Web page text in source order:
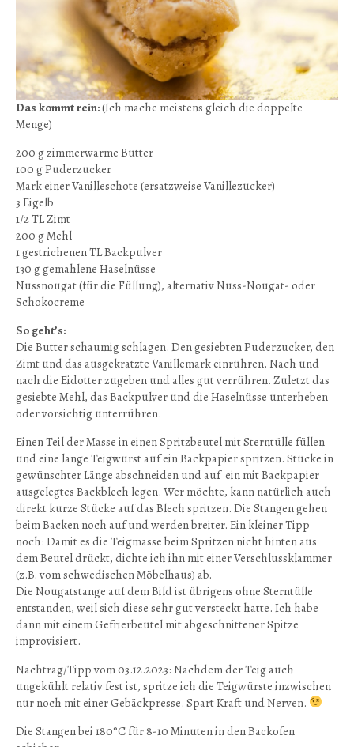
Das kommt rein:(Ich mache meistens gleich die doppelte
Menge)
200 g zimmerwarme Butter
100 g Puderzucker
Mark einer Vanilleschote (ersatzweise Vanillezucker)
3 Eigelb
1/2 TL Zimt
200 g Mehl
1 gestrichenen TL Backpulver
130 g gemahlene Haselnüsse
Nussnougat (für die Füllung), alternativ Nuss-Nougat- oder
Schokocreme
So geht’s:
Die Butter schaumig schlagen. Den gesiebten Puderzucker, den
Zimt und das ausgekratzte Vanillemark einrühren. Nach und
nach die Eidotter zugeben und alles gut verrühren. Zuletzt das
gesiebte Mehl, das Backpulver und die Haselnüsse unterheben
oder vorsichtig unterrühren.
Einen Teil der Masse in einen Spritzbeutel mit Sterntülle füllen
und eine lange Teigwurst auf ein Backpapier spritzen. Stücke in
gewünschter Länge abschneiden und auf ein mit Backpapier
ausgelegtes Backblech legen. Wer möchte, kann natürlich auch
direkt kurze Stücke auf das Blech spritzen. Die Stangen gehen
beim Backen noch auf und werden breiter. Ein kleiner Tipp
noch: Damit es die Teigmasse beim Spritzen nicht hinten aus
dem Beutel drückt, dichte ich ihn mit einer Verschlussklammer
(z.B. vom schwedischen Möbelhaus) ab.
Die Nougatstange auf dem Bild ist übrigens ohne Sterntülle
entstanden, weil sich diese sehr gut versteckt hatte. Ich habe
dann mit einem Gefrierbeutel mit abgeschnittener Spitze
improvisiert.
Nachtrag/Tipp vom 03.12.2023: Nachdem der Teig auch
ungekühlt relativ fest ist, spritze ich die Teigwürste inzwischen
nur noch mit einer Gebäckpresse. Spart Kraft und Nerven.
Die Stangen bei 180°C für 8-10 Minuten in den Backofen